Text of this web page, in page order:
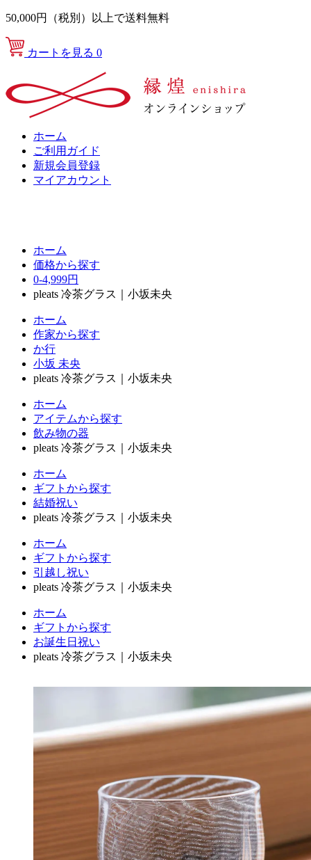
50,000円（税別）以上で送料無料
カートを見る 0
ホーム
ご利用ガイド
新規会員登録
マイアカウント
ホーム
価格から探す
0-4,999円
pleats 冷茶グラス｜小坂未央
ホーム
作家から探す
か行
小坂 未央
pleats 冷茶グラス｜小坂未央
ホーム
アイテムから探す
飲み物の器
pleats 冷茶グラス｜小坂未央
ホーム
ギフトから探す
結婚祝い
pleats 冷茶グラス｜小坂未央
ホーム
ギフトから探す
引越し祝い
pleats 冷茶グラス｜小坂未央
ホーム
ギフトから探す
お誕生日祝い
pleats 冷茶グラス｜小坂未央